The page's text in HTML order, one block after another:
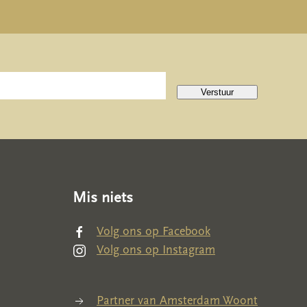
Verstuur
Mis niets
Volg ons op Facebook
Volg ons op Instagram
Partner van Amsterdam Woont